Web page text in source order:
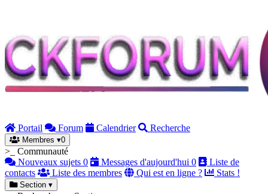
Portail Forum Calendrier Recherche
Membres ▾0
>_ Communauté
Nouveaux sujets 0 Messages d'aujourd'hui 0
Liste de
contacts
Liste des membres Qui est en ligne ? Stats !
Section ▾